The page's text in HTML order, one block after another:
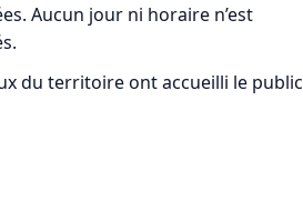
Aucun jour ni horaire n’est
du territoire ont accueilli le public